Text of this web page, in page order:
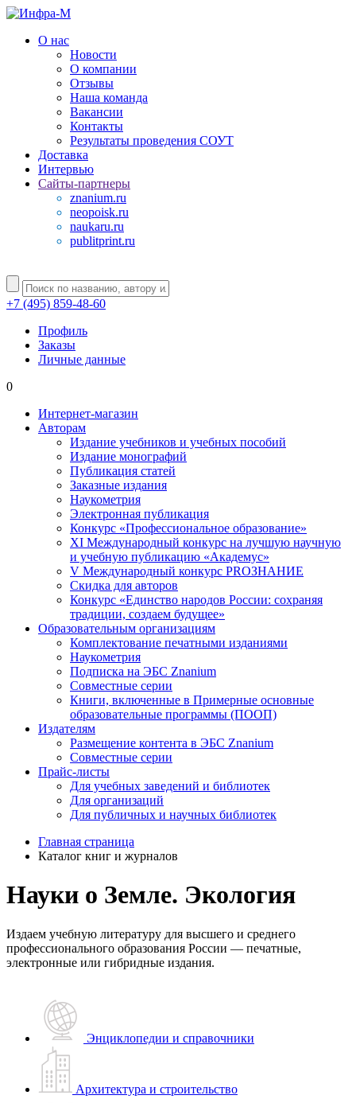
О нас
Новости
О компании
Отзывы
Наша команда
Вакансии
Контакты
Результаты проведения СОУТ
Доставка
Интервью
Сайты-партнеры
znanium.ru
neopoisk.ru
naukaru.ru
publitprint.ru
+7 (495) 859-48-60
Профиль
Заказы
Личные данные
0
Интернет-магазин
Авторам
Издание учебников и учебных пособий
Издание монографий
Публикация статей
Заказные издания
Наукометрия
Электронная публикация
Конкурс «Профессиональное образование»
XI Международный конкурс на лучшую научную
и учебную публикацию «Академус»
V Международный конкурс PROЗНАНИЕ
Скидка для авторов
Конкурс «Единство народов России: сохраняя
традиции, создаем будущее»
Образовательным организациям
Комплектование печатными изданиями
Наукометрия
Подписка на ЭБС Znanium
Совместные серии
Книги, включенные в Примерные основные
образовательные программы (ПООП)
Издателям
Размещение контента в ЭБС Znanium
Совместные серии
Прайс-листы
Для учебных заведений и библиотек
Для организаций
Для публичных и научных библиотек
Главная страница
Каталог книг и журналов
Науки о Земле. Экология
Издаем учебную литературу для высшего и среднего
профессионального образования России — печатные,
электронные или гибридные издания.
Энциклопедии и справочники
Архитектура и строительство